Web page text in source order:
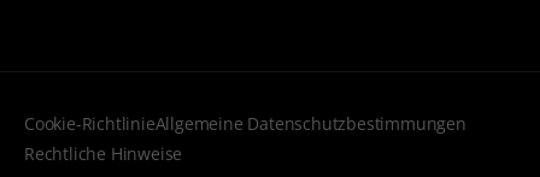
Cookie-RichtlinieAllgemeine Datenschutzbestimmungen
Rechtliche Hinweise